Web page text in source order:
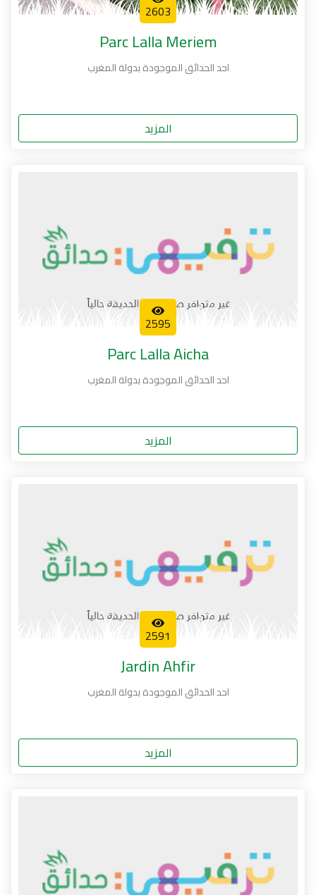
2603
Parc Lalla Meriem
احد الحدائق الموجودة بدولة المغرب
المزيد
2595
Parc Lalla Aicha
احد الحدائق الموجودة بدولة المغرب
المزيد
2591
Jardin Ahfir
احد الحدائق الموجودة بدولة المغرب
المزيد